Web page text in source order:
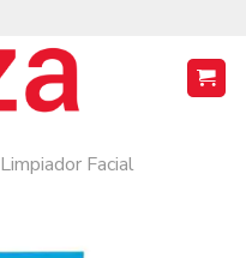
Limpiador Facial